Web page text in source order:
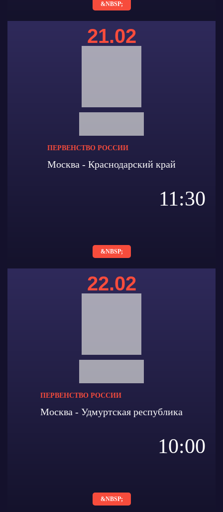
&NBSP;
21.02
ПЕРВЕНСТВО РОССИИ
Москва - Краснодарский край
11:30
&NBSP;
22.02
ПЕРВЕНСТВО РОССИИ
Москва - Удмуртская республика
10:00
&NBSP;